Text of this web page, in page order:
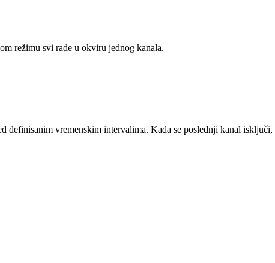
režimu svi rade u okviru jednog kanala.
definisanim vremenskim intervalima. Kada se poslednji kanal